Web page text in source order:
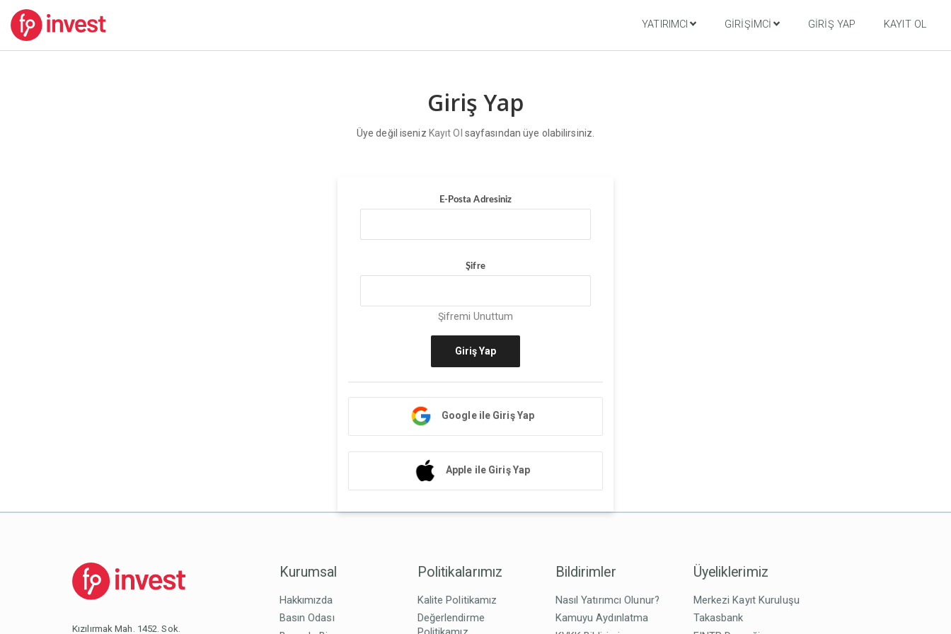
YATIRIMCI GIRIŞIMCI GIRIŞ YAP KAYIT OL
Giriş Yap
Üye değil iseniz Kayıt Ol sayfasından üye olabilirsiniz.
E-Posta Adresiniz
Şifre
Şifremi Unuttum
Giriş Yap
Google ile Giriş Yap
Apple ile Giriş Yap
Kızılırmak Mah. 1452. Sok.
Kurumsal
Hakkımızda
Basın Odası
Politikalarımız
Kalite Politikamız
Değerlendirme
Bildirimler
Nasıl Yatırımcı Olunur?
Kamuyu Aydınlatma
Üyeliklerimiz
Merkezi Kayıt Kuruluşu
Takasbank